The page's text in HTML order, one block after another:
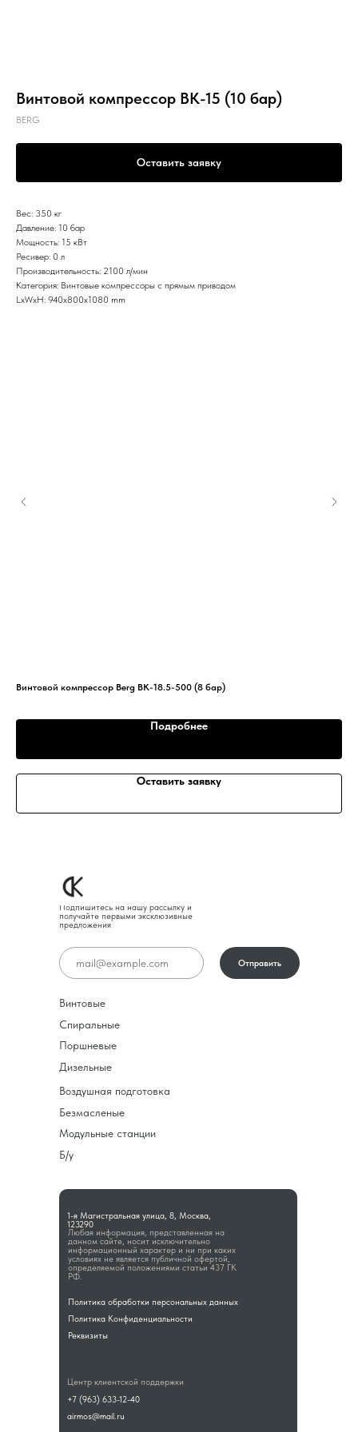
Винтовой компрессор ВК-15 (10 бар)
BERG
Оставить заявку
Вес: 350 кг
Давление: 10 бар
Мощность: 15 кВт
Ресивер: 0 л
Производительность: 2100 л/мин
Категория: Винтовые компрессоры с прямым приводом
LxWxH: 940x800x1080 mm
Винтовой компрессор Berg ВК-18.5-500 (8 бар)
Подробнее
Оставить заявку
Любая информация, представленная на
данном сайте, носит исключительно
информационный характер и ни при каких
условиях не является публичной офертой,
определяемой положениями статьи 437 ГК
РФ.
1-я Магистральная улица, 8, Москва,
123290
Подпишитесь на нашу рассылку и
получайте первыми эксклюзивные
предложения
Винтовые
Спиральные
Поршневые
Дизельные
Воздушная подготовка
Безмасленые
Модульные станции
Б/у
Политика обработки персональных данных
Политика Конфиденциальности
Реквизиты
Центр клиентской поддержки
+7 (963) 633-12-40
airmos@mail.ru
Отправить